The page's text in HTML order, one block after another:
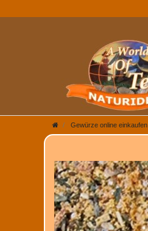
Gewürze online einkaufen